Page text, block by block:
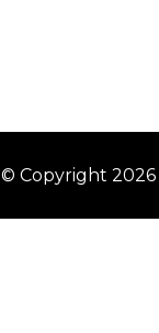
© Copyright 2026